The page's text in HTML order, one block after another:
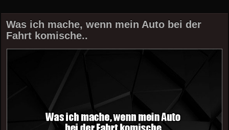
Was ich mache, wenn mein Auto bei der
Fahrt komische..